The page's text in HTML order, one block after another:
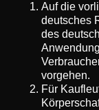
Auf die
deutsches
des
vorgehen.
Für